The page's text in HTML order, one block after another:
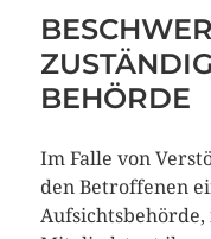
BEHÖRDE
Im Falle von
den Betroffenen